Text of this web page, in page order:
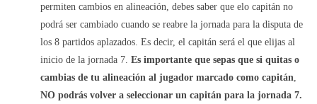
permiten cambios en alineación, debes saber que elo capitán no
podrá ser cambiado cuando se reabre la jornada para la disputa de
los 8 partidos aplazados. Es decir, el capitán será el que elijas al
inicio de la jornada 7. Es importante que sepas que si quitas o
cambias de tu alineación al jugador marcado como capitán
NO podrás volver a seleccionar un capitán para la jornada 7.